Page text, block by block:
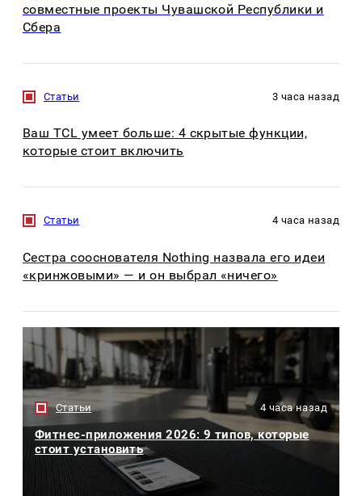
совместные проекты Чувашской Республики и
Сбера
Статьи 3 часа назад
Ваш TCL умеет больше: 4 скрытые функции,
которые стоит включить
Статьи 4 часа назад
Сестра сооснователя Nothing назвала его идеи
«кринжовыми» — и он выбрал «ничего»
Статьи 4 часа назад
Фитнес-приложения 2026: 9 типов, которые
стоит установить